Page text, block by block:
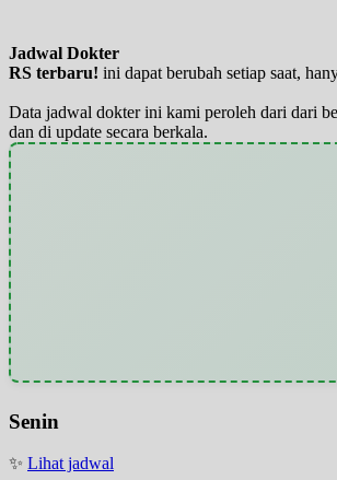
Jadwal Dokter
RS terbaru! ini dapat berubah setiap saat,
Data jadwal dokter ini kami peroleh dari dari
dan di update secara berkala.
Senin
✨ Lihat jadwal